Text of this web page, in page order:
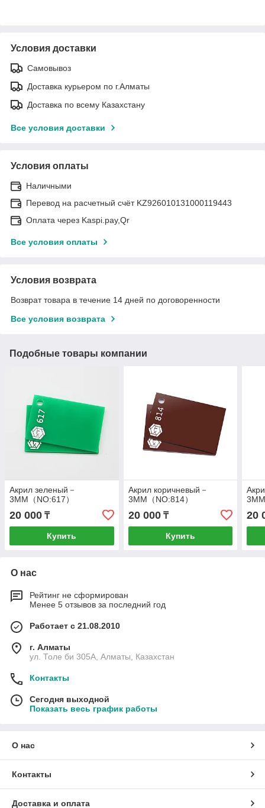
Условия доставки
Самовывоз
Доставка курьером по г.Алматы
Доставка по всему Казахстану
Все условия доставки
Условия оплаты
Наличными
Перевод на расчетный счёт KZ926010131000119443
Оплата через Kaspi.pay,Qr
Все условия оплаты
Условия возврата
Возврат товара в течение 14 дней по договоренности
Все условия возврата
Подобные товары компании
Акрил зеленый－
3MM（NO:617）
20 000 ₸
Купить
Акрил коричневый－
3MM（NO:814）
20 000₸
Купить
20
О нас
Рейтинг не сформирован
Менее 5 отзывов за последний год
Работает с 21.08.2010
г. Алматы
ул. Толе би 305А, Алматы, Казахстан
Контакты
Сегодня выходной
Показать весь график работы
О нас
Контакты
Доставка и оплата